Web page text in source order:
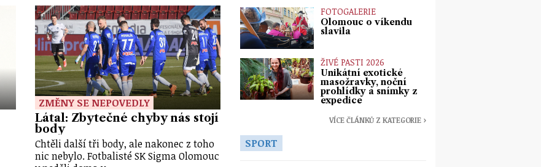
ZMĚNY SE NEPOVEDLY
Látal: Zbytečné chyby nás stojí
body
Chtěli další tři body, ale nakonec z toho
nic nebylo. Fotbalisté SK Sigma Olomouc
FOTOGALERIE
Olomouc o víkendu
slavila
ŽIVÉ PASTI 2026
Unikátní exotické
masožravky, noční
prohlídky a snímky z
expedice
VÍCE ČLÁNKŮ Z KATEGORIE ›
SPORT